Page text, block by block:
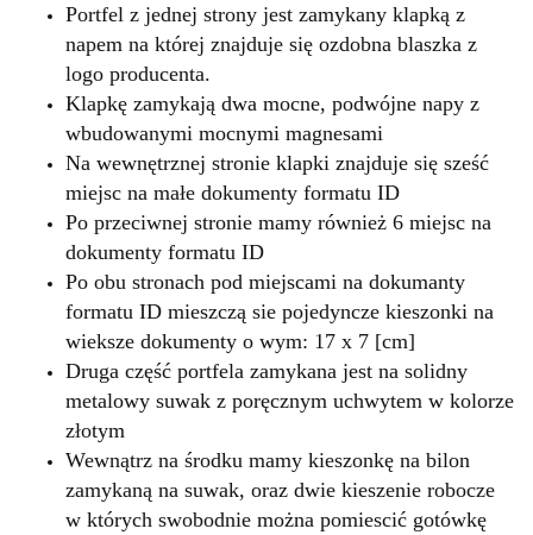
Portfel z jednej strony jest zamykany klapką z
napem na której znajduje się ozdobna blaszka z
logo producenta.
Klapkę zamykają dwa mocne, podwójne napy z
wbudowanymi mocnymi magnesami
Na wewnętrznej stronie klapki znajduje się sześć
miejsc na małe dokumenty formatu ID
Po przeciwnej stronie mamy również 6 miejsc na
dokumenty formatu ID
Po obu stronach pod miejscami na dokumanty
formatu ID mieszczą sie pojedyncze kieszonki na
wieksze dokumenty o wym: 17 x 7 [cm]
Druga część portfela zamykana jest na solidny
metalowy suwak z poręcznym uchwytem w kolorze
złotym
Wewnątrz na środku mamy kieszonkę na bilon
zamykaną na suwak, oraz dwie kieszenie robocze
w których swobodnie można pomiescić gotówkę